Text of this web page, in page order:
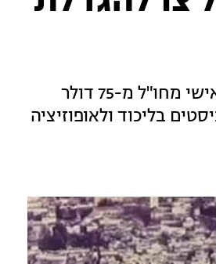
שר האוצר חתם על צו המעלה את תקרת הפטור ממס על ייבוא אישי מחו"ל מ-75 דולר
בליכוד ולאופוזיציה